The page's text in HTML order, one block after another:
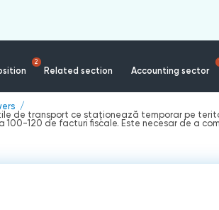
2
Related section Accounting sector
1
de transport ce staţionează temporar pe
120 de facturi fiscale. Este necesar de a